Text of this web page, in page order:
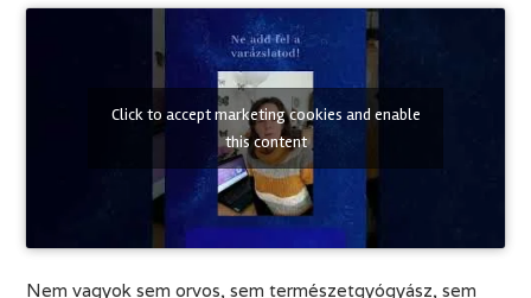
Click to accept marketing cookies and enable
this content
Nem vagyok sem orvos, sem természetgyógyász, sem